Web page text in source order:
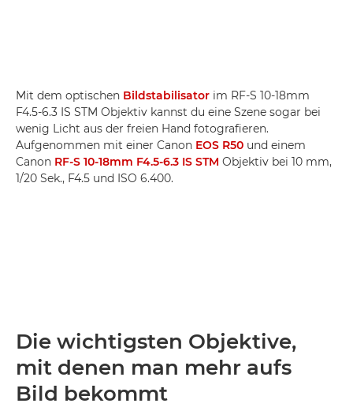
Mit dem optischen Bildstabilisator im RF-S 10-18mm
F4.5-6.3 IS STM Objektiv kannst du eine Szene sogar bei
wenig Licht aus der freien Hand fotografieren.
Aufgenommen mit einer Canon EOS R50 und einem
Canon RF-S 10-18mm F4.5-6.3 IS STM Objektiv bei 10 mm,
1/20 Sek., F4.5 und ISO 6.400.
Die wichtigsten Objektive,
mit denen man mehr aufs
Bild bekommt